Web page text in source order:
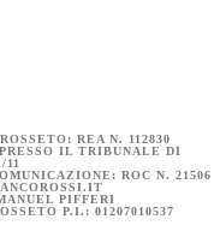
REA N. 112830
IL TRIBUNALE DI
11
ROC N. 21506
PIFFERI
P.I.: 01207010537